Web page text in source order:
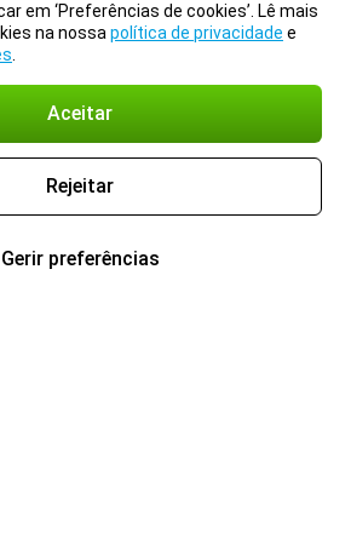
em ‘Preferências de cookies’. Lê mais
na nossa política de privacidade e
Aceitar
Rejeitar
Gerir preferências